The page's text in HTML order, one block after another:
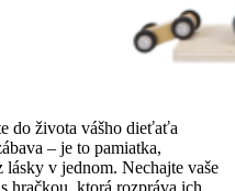
do života vášho dieťaťa
– je to pamiatka,
lásky v jednom. Nechajte vaše